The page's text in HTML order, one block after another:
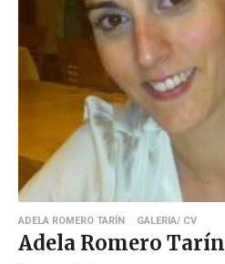
ADELA ROMERO TARÍN GALERIA/ CV
Adela Romero Tarín